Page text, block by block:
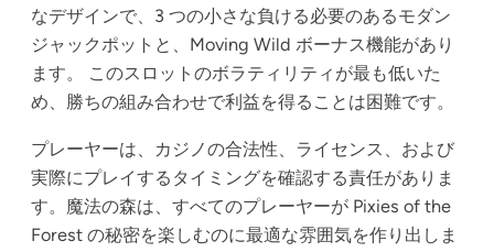
なデザインで、3 つの小さな負ける必要のあるモダン
ジャックポットと、Moving Wild ボーナス機能があり
ます。 このスロットのボラティリティが最も低いた
め、勝ちの組み合わせで利益を得ることは困難です。
プレーヤーは、カジノの合法性、ライセンス、および
実際にプレイするタイミングを確認する責任がありま
す。魔法の森は、すべてのプレーヤーが Pixies of the
Forest の秘密を楽しむのに最適な雰囲気を作り出しま